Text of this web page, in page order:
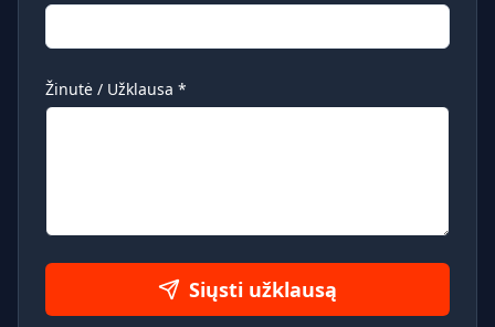
Žinutė / Užklausa *
Siųsti užklausą